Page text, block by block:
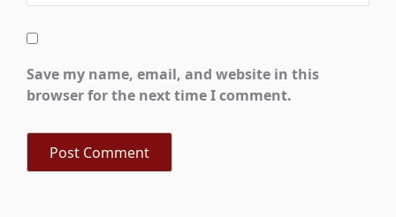
Save my name, email, and website in this
browser for the next time I comment.